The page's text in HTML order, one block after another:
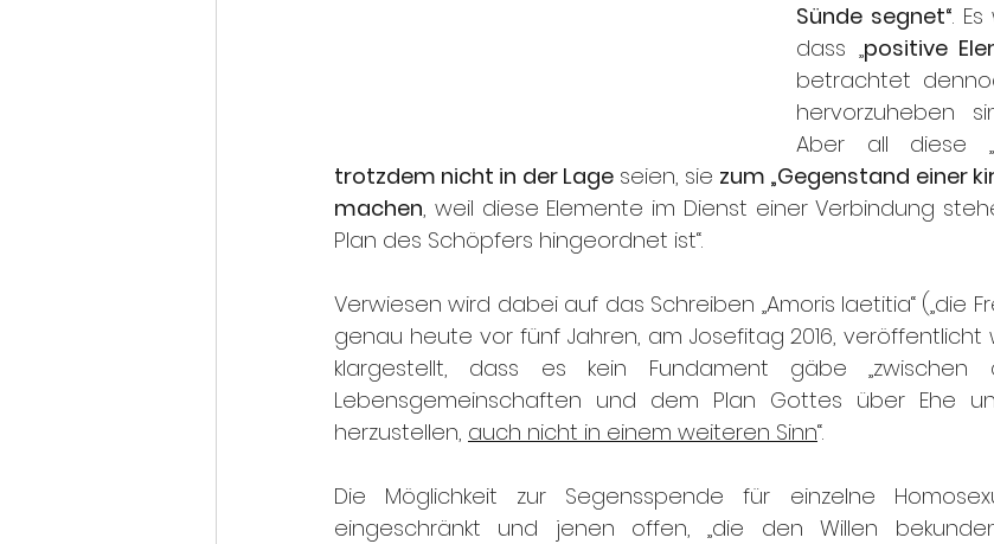
Sünde segnet“.
dass „positive
betrachtet
hervorzuheben
trotzdem nicht in der Lage seien, sie zum „Gegenstand einer
machen, weil diese Elemente im Dienst einer Verbindung
Plan des Schöpfers hingeordnet ist“.
Verwiesen wird dabei auf das Schreiben „Amoris laetitia“ („die
genau heute vor fünf Jahren, am Josefitag 2016, veröffentlicht
klargestellt, dass es kein Fundament gäbe „zwischen
Lebensgemeinschaften und dem Plan Gottes über Ehe
herzustellen, auch nicht in einem weiteren Sinn“.
Die Möglichkeit zur Segensspende für einzelne
eingeschränkt und jenen offen, „die den Willen